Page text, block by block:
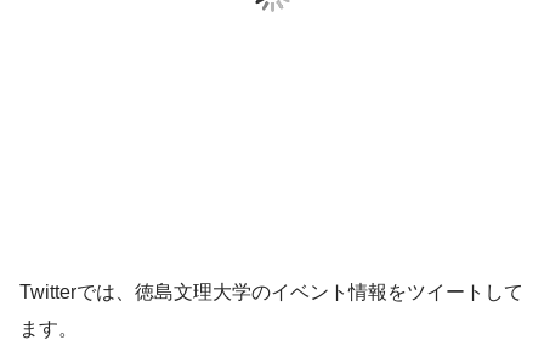
Twitterでは、徳島文理大学のイベント情報をツイートして
ます。